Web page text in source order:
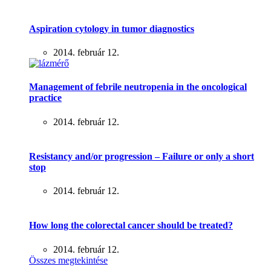
Aspiration cytology in tumor diagnostics
2014. február 12.
Management of febrile neutropenia in the oncological
practice
2014. február 12.
Resistancy and/or progression – Failure or only a short
stop
2014. február 12.
How long the colorectal cancer should be treated?
2014. február 12.
Összes megtekintése